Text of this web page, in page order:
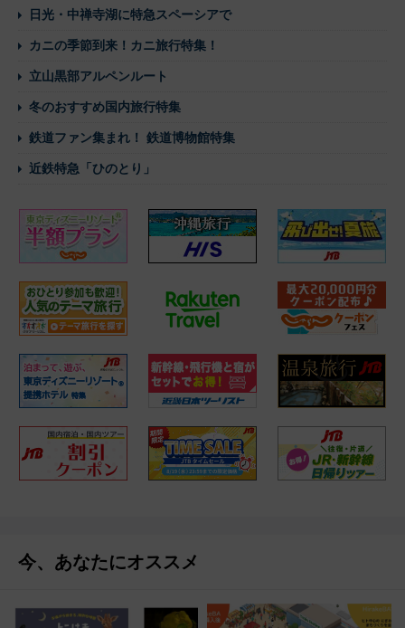
日光・中禅寺湖に特急スペーシアで
カニの季節到来！カニ旅行特集！
立山黒部アルペンルート
冬のおすすめ国内旅行特集
鉄道ファン集まれ！ 鉄道博物館特集
近鉄特急「ひのとり」
今、あなたにオススメ